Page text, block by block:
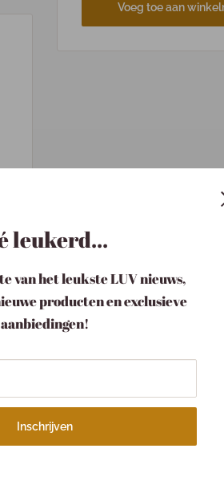
leukerd...
van het leukste LUV nieuws,
producten en exclusieve
aanbiedingen!
Inschrijven
Voeg toe aan
Binnen 1-3
Wegens drukte kan
SCHRIJF JE IN VOOR ONZE